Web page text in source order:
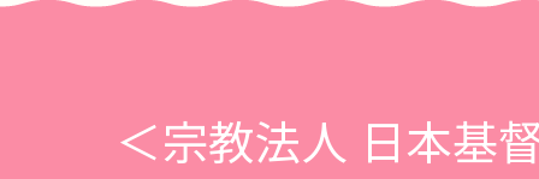
＜宗教法人 日本基